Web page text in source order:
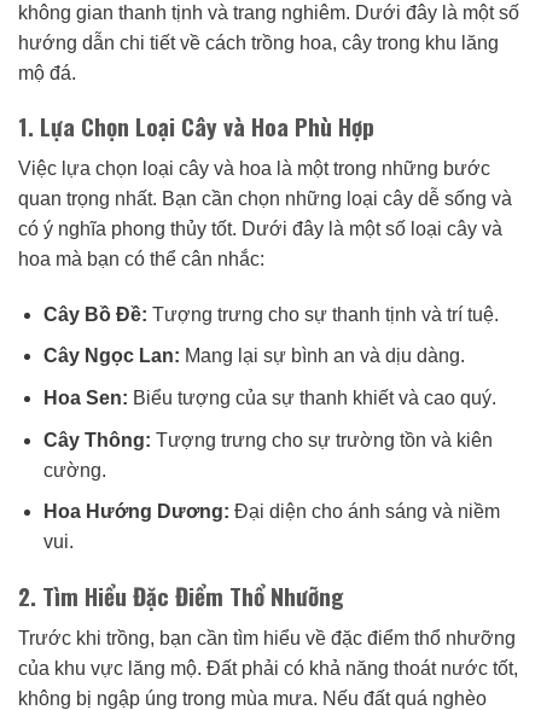
không gian thanh tịnh và trang nghiêm. Dưới đây là một số
hướng dẫn chi tiết về cách trồng hoa, cây trong khu lăng
mộ đá.
1. Lựa Chọn Loại Cây và Hoa Phù Hợp
Việc lựa chọn loại cây và hoa là một trong những bước
quan trọng nhất. Bạn cần chọn những loại cây dễ sống và
có ý nghĩa phong thủy tốt. Dưới đây là một số loại cây và
hoa mà bạn có thể cân nhắc:
Cây Bồ Đề: Tượng trưng cho sự thanh tịnh và trí tuệ.
Cây Ngọc Lan: Mang lại sự bình an và dịu dàng.
Hoa Sen: Biểu tượng của sự thanh khiết và cao quý.
Cây Thông: Tượng trưng cho sự trường tồn và kiên
cường.
Hoa Hướng Dương: Đại diện cho ánh sáng và niềm
vui.
2. Tìm Hiểu Đặc Điểm Thổ Nhưỡng
Trước khi trồng, bạn cần tìm hiểu về đặc điểm thổ nhưỡng
của khu vực lăng mộ. Đất phải có khả năng thoát nước tốt,
không bị ngập úng trong mùa mưa. Nếu đất quá nghèo